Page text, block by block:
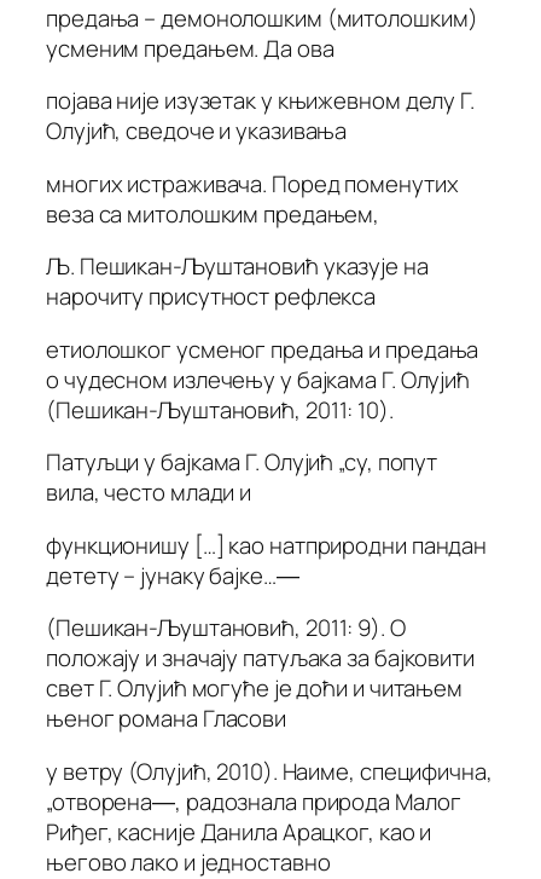
предања – демонолошким (митолошким)
усменим предањем. Да ова
појава није изузетак у књижевном делу Г.
Олујић, сведоче и указивања
многих истраживача. Поред поменутих
веза са митолошким предањем,
Љ. Пешикан-Љуштановић указује на
нарочиту присутност рефлекса
етиолошког усменог предања и предања
о чудесном излечењу у бајкама Г. Олујић
(Пешикан-Љуштановић, 2011: 10).
Патуљци у бајкама Г. Олујић „су, попут
вила, често млади и
функционишу […] као натприродни пандан
детету – јунаку бајке…―
(Пешикан-Љуштановић, 2011: 9). О
положају и значају патуљака за бајковити
свет Г. Олујић могуће је доћи и читањем
њеног романа Гласови
у ветру (Олујић, 2010). Наиме, специфична,
„отворена―, радознала природа Малог
Риђег, касније Данила Арацког, као и
његово лако и једноставно